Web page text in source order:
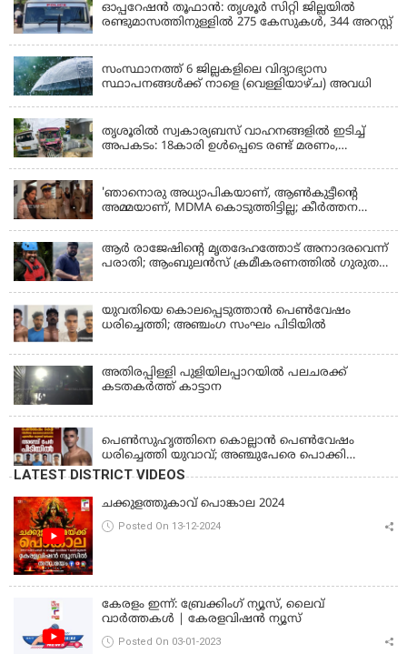
ഓപ്പറേഷൻ തൂഫാൻ: തൃശൂർ സിറ്റി ജില്ലയിൽ
രണ്ടുമാസത്തിനുള്ളിൽ 275 കേസുകൾ, 344 അറസ്റ്റ്
സംസ്ഥാനത്ത് 6 ജില്ലകളിലെ വിദ്യാഭ്യാസ
സ്ഥാപനങ്ങൾക്ക് നാളെ (വെള്ളിയാഴ്ച) അവധി
തൃശൂരിൽ സ്വകാര്യബസ് വാഹനങ്ങളില്‍ ഇടിച്ച്
അപകടം: 18കാരി ഉൾപ്പെടെ രണ്ട് മരണം,
'ഞാനൊരു അധ്യാപികയാണ്, ആണ്‍കുട്ടീന്റെ
അമ്മയാണ്‌, MDMA കൊടുത്തിട്ടില്ല; കീർത്തന
ആര്‍ രാജേഷിന്റെ മൃതദേഹത്തോട് അനാദരവെന്ന്
പരാതി; ആംബുലന്‍സ് ക്രമീകരണത്തില്‍ ഗുരുതര
ഫ്രീസര്‍ സംവിധാനം ഇല്ലാതെയെന്നും ആരോപണം
യുവതിയെ കൊലപ്പെടുത്താൻ പെൺവേഷം
ധരിച്ചെത്തി; അഞ്ചംഗ സംഘം പിടിയിൽ
അതിരപ്പിള്ളി പുളിയിലപ്പാറയിൽ പലചരക്ക്
കടതകർത്ത് കാട്ടാന
പെണ്‍സുഹൃത്തിനെ കൊല്ലാന്‍ പെണ്‍വേഷം
ധരിച്ചെത്തി യുവാവ്; അഞ്ചുപേരെ പൊക്കി
പൊലീസ്
LATEST DISTRICT VIDEOS
ചക്കുളത്തുകാവ് പൊങ്കാല 2024
Posted On 13-12-2024
കേരളം ഇന്ന്: ബ്രേക്കിംഗ് ന്യൂസ്, ലൈവ്
വാർത്തകൾ | കേരളവിഷൻ ന്യൂസ്
Posted On 03-01-2023